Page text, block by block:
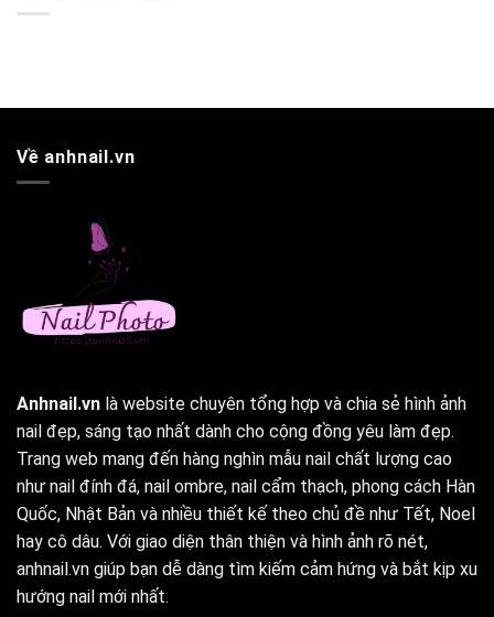
Về anhnail.vn
Anhnail.vn là website chuyên tổng hợp và chia sẻ hình ảnh
nail đẹp, sáng tạo nhất dành cho cộng đồng yêu làm đẹp.
Trang web mang đến hàng nghìn mẫu nail chất lượng cao
như nail đính đá, nail ombre, nail cẩm thạch, phong cách Hàn
Quốc, Nhật Bản và nhiều thiết kế theo chủ đề như Tết, Noel
hay cô dâu. Với giao diện thân thiện và hình ảnh rõ nét,
anhnail.vn giúp bạn dễ dàng tìm kiếm cảm hứng và bắt kịp xu
hướng nail mới nhất.